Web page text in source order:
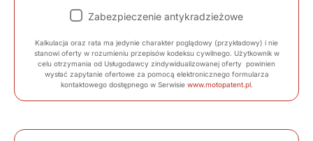
Zabezpieczenie antykradzieżowe
Kalkulacja oraz rata ma jedynie charakter poglądowy (przykładowy) i nie
stanowi oferty w rozumieniu przepisów kodeksu cywilnego. Użytkownik w
celu otrzymania od Usługodawcy zindywidualizowanej oferty powinien
wysłać zapytanie ofertowe za pomocą elektronicznego formularza
kontaktowego dostępnego w Serwisie www.motopatent.pl.